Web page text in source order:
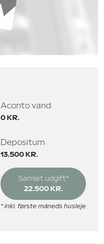
Aconto vand
0 KR.
Depositum
13.500 KR.
Samlet udgift*
22.500 KR.
* inkl. første måneds husleje